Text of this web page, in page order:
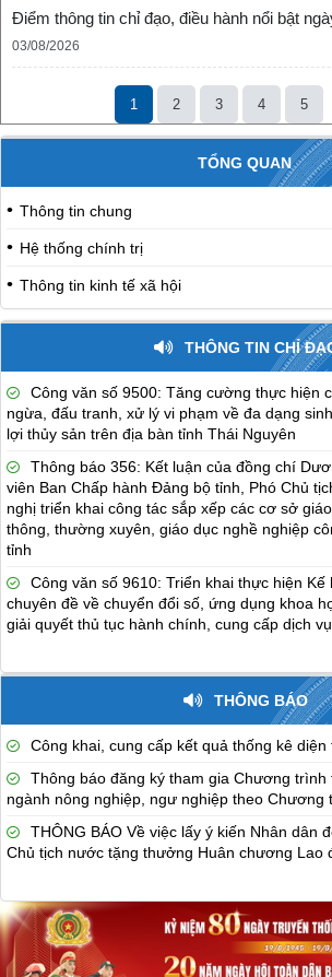
Điểm thông tin chỉ đạo, điều hành nổi bật
03/08/2026
1 2 3 4 5
TỔNG QUAN
Thông tin chung
Hệ thống chính trị
Thông tin kinh tế xã hội
THÔNG TIN CHỈ
Công văn số 9500: Tăng cường thực hiện
ngừa, đấu tranh, xử lý vi phạm về đa dạng
lợi thủy sản trên địa bàn tỉnh Thái Nguyên
Thông báo 356: Kết luận của đồng chí
viên Ban Chấp hành Đảng bộ tỉnh, Phó Chủ
nghị triển khai công tác sắp xếp các cơ sở
thông, thường xuyên, giáo dục nghề nghiệp
tỉnh
Công văn số 9610: Triển khai thực hiện Kế
chuyên đề về chuyển đổi số, ứng dụng khoa
giải quyết thủ tục hành chính, cung cấp dịch
THÔNG BÁO
Công khai, cung cấp kết quả thống kê
Thông báo đăng ký tham gia Chương trình
ngành nông nghiệp, ngư nghiệp theo Chương
THÔNG BÁO Về việc lấy ý kiến Nhân dân
Chủ tịch nước tặng thưởng Huân chương Lao